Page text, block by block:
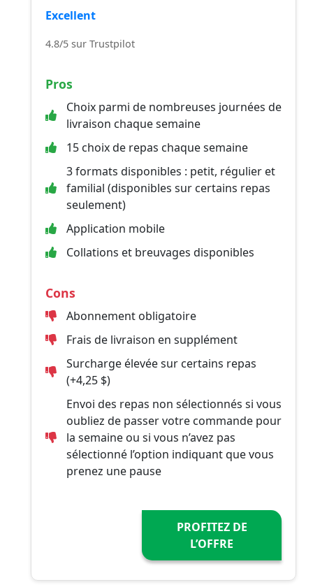
Excellent
4.8/5 sur Trustpilot
Pros
Choix parmi de nombreuses journées de
livraison chaque semaine
15 choix de repas chaque semaine
3 formats disponibles : petit, régulier et
familial (disponibles sur certains repas
seulement)
Application mobile
Collations et breuvages disponibles
Cons
Abonnement obligatoire
Frais de livraison en supplément
Surcharge élevée sur certains repas
(+4,25 $)
Envoi des repas non sélectionnés si vous
oubliez de passer votre commande pour
la semaine ou si vous n’avez pas
sélectionné l’option indiquant que vous
prenez une pause
PROFITEZ DE
L’OFFRE